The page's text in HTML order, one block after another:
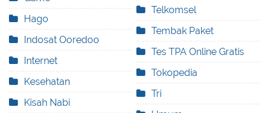
Hago
Indosat Ooredoo
Internet
Kesehatan
Kisah Nabi
Telkomsel
Tembak Paket
Tes TPA Online Gratis
Tokopedia
Tri